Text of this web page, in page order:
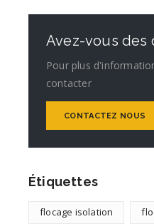
Avez-vous des
Pour plus
contacter
CONTACTEZ NOUS
Étiquettes
flocage isolation